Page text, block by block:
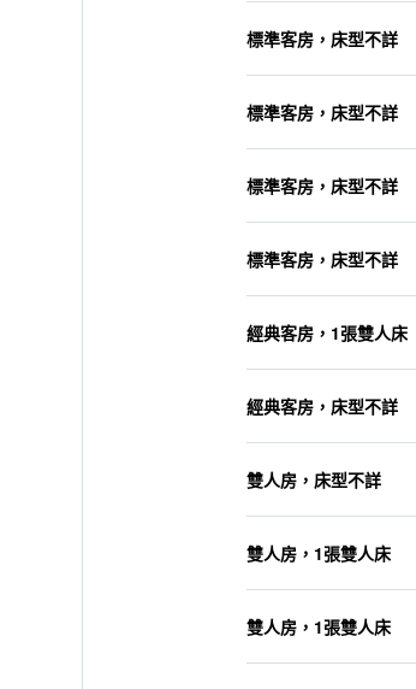
標準客房，床型不詳
標準客房，床型不詳
標準客房，床型不詳
標準客房，床型不詳
經典客房，1張雙人床
經典客房，床型不詳
雙人房，床型不詳
雙人房，1張雙人床
雙人房，1張雙人床